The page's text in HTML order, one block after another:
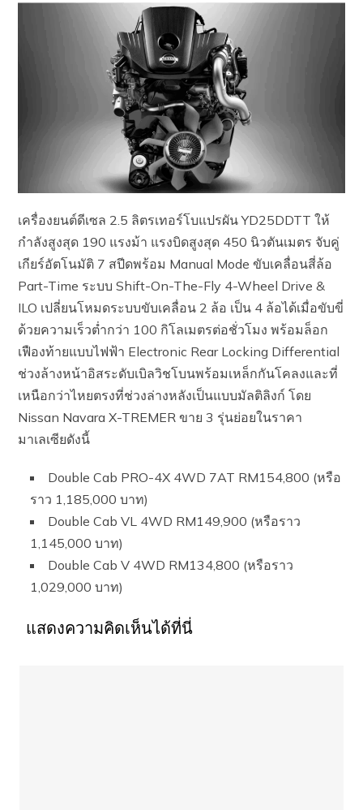
เครื่องยนต์ดีเซล 2.5 ลิตรเทอร์โบแปรผัน YD25DDTT ให้
กำลังสูงสุด 190 แรงม้า แรงบิดสูงสุด 450 นิวตันเมตร จับคู่
เกียร์อัตโนมัติ 7 สปีดพร้อม Manual Mode ขับเคลื่อนสี่ล้อ
Part-Time ระบบ Shift-On-The-Fly 4-Wheel Drive &
ILO เปลี่ยนโหมดระบบขับเคลื่อน 2 ล้อ เป็น 4 ล้อได้เมื่อขับขี่
ด้วยความเร็วต่ำกว่า 100 กิโลเมตรต่อชั่วโมง พร้อมล็อก
เฟืองท้ายแบบไฟฟ้า Electronic Rear Locking Differential
ช่วงล้างหน้าอิสระดับเบิลวิชโบนพร้อมเหล็กกันโคลงและที่
เหนือกว่าไหยตรงที่ช่วงล่างหลังเป็นแบบมัลติลิงก์ โดย
Nissan Navara X-TREMER ขาย 3 รุ่นย่อยในราคา
มาเลเซียดังนี้
Double Cab PRO-4X 4WD 7AT RM154,800 (หรือ
ราว 1,185,000 บาท)
Double Cab VL 4WD RM149,900 (หรือราว
1,145,000 บาท)
Double Cab V 4WD RM134,800 (หรือราว
1,029,000 บาท)
แสดงความคิดเห็นได้ที่นี่